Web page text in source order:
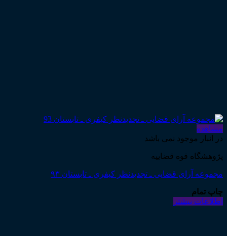
مشاهده
در انبار موجود نمی باشد
پژوهشگاه قوه قضاییه
مجموعه آرای قضایی ـ تجدیدنظر کیفری ـ تابستان ۹۳
چاپ تمام
اطلاعات بیشتر